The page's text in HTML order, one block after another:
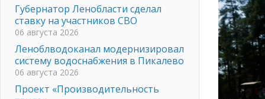
Губернатор Ленобласти сделал
ставку на участников СВО
06 августа 2026
Леноблводоканал модернизировал
систему водоснабжения в Пикалево
06 августа 2026
Проект «Производительность